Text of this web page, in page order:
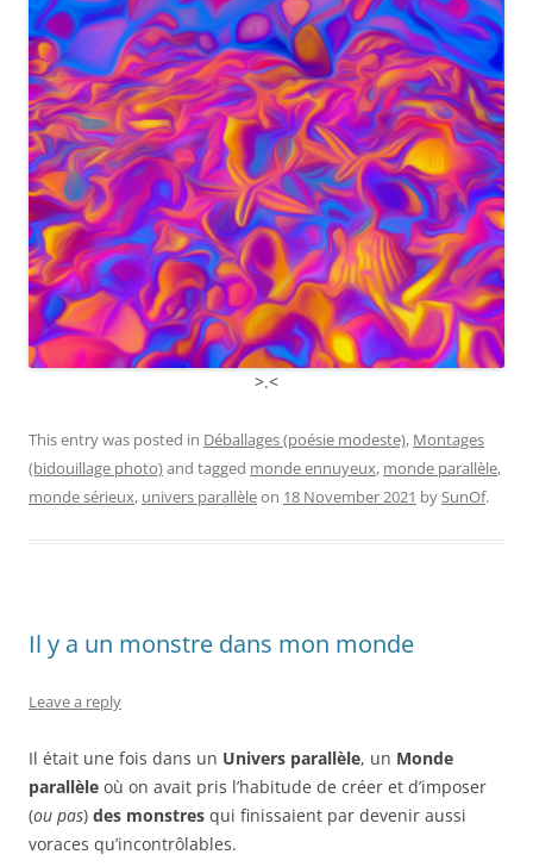
>.<
This entry was posted in Déballages (poésie modeste), Montages
(bidouillage photo)and tagged monde ennuyeux, monde parallèle,
monde sérieux, univers parallèleon 18 November 2021 bySunOf.
Il y a un monstre dans mon monde
Leave a reply
Il était une fois dans un Univers parallèle, un Monde
parallèle où on avait pris l’habitude de créer et d’imposer
(ou pas) des monstres qui finissaient par devenir aussi
voraces qu’incontrôlables.